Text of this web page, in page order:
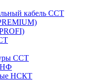
кабель ССТ
ССТ
НСКТ